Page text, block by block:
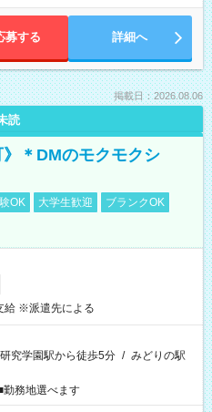
募する 詳細へ
掲載日：2026.08.06
読
》＊DMのモクモクシ
OK 大学生歓迎
ブランクOK
給 ※派遣先による
研究学園駅から徒歩5分 / みどりの駅
務地選べます